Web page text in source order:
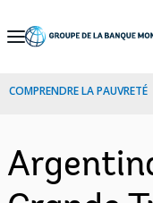
Skip
Navigation
COMPRENDRE LA PAUVRETÉ